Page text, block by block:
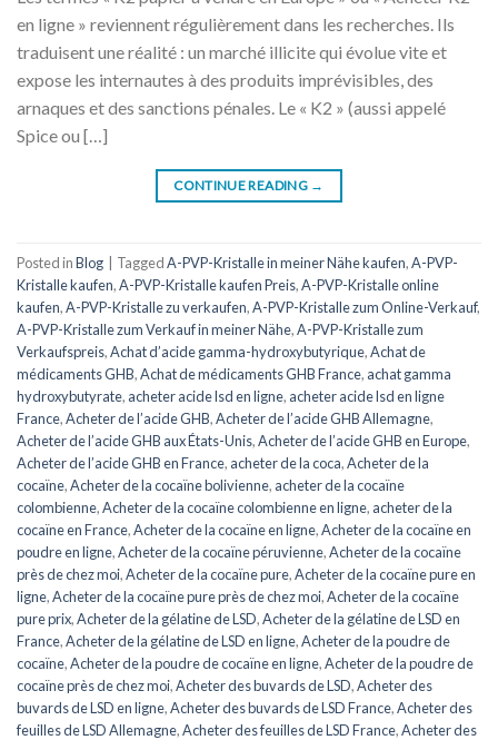
en ligne » reviennent régulièrement dans les recherches. Ils
traduisent une réalité : un marché illicite qui évolue vite et
expose les internautes à des produits imprévisibles, des
arnaques et des sanctions pénales. Le « K2 » (aussi appelé
Spice ou […]
CONTINUE READING →
Posted inBlog TaggedA-PVP-Kristalle in meiner Nähe kaufen,A-PVP-
Kristalle kaufen,A-PVP-Kristalle kaufen Preis,A-PVP-Kristalle online
kaufen,A-PVP-Kristalle zu verkaufen,A-PVP-Kristalle zum Online-Verkauf,
A-PVP-Kristalle zum Verkauf in meiner Nähe,A-PVP-Kristalle zum
Verkaufspreis,Achat d’acide gamma-hydroxybutyrique,Achat de
médicaments GHB,Achat de médicaments GHB France, achat gamma
hydroxybutyrate, acheter acide lsd en ligne, acheter acide lsd en ligne
France,Acheter de l’acide GHB,Acheter de l’acide GHB Allemagne,
Acheter de l’acide GHB aux États-Unis,Acheter de l’acide GHB en Europe,
Acheter de l’acide GHB en France, acheter de la coca,Acheter de la
cocaïne,Acheter de la cocaïne bolivienne, acheter de la cocaïne
colombienne,Acheter de la cocaïne colombienne en ligne, acheter de la
cocaïne en France,Acheter de la cocaïne en ligne,Acheter de la cocaïne en
poudre en ligne,Acheter de la cocaïne péruvienne,Acheter de la cocaïne
près de chez moi,Acheter de la cocaïne pure,Acheter de la cocaïne pure en
ligne,Acheter de la cocaïne pure près de chez moi,Acheter de la cocaïne
pure prix,Acheter de la gélatine de LSD,Acheter de la gélatine de LSD en
France,Acheter de la gélatine de LSD en ligne,Acheter de la poudre de
cocaïne,Acheter de la poudre de cocaïne en ligne,Acheter de la poudre de
cocaïne près de chez moi,Acheter des buvards de LSD,Acheter des
buvards de LSD en ligne,Acheter des buvards de LSD France,Acheter des
feuilles de LSD Allemagne,Acheter des feuilles de LSD France,Acheter des